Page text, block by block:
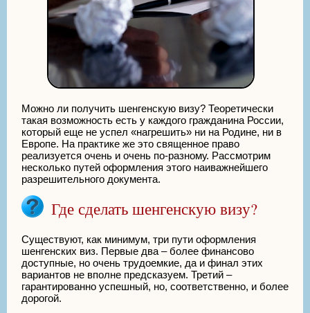
Можно ли получить шенгенскую визу? Теоретически
такая возможность есть у каждого гражданина России,
который еще не успел «нагрешить» ни на Родине, ни в
Европе. На практике же это священное право
реализуется очень и очень по-разному. Рассмотрим
несколько путей оформления этого наиважнейшего
разрешительного документа.
Где сделать шенгенскую визу?
Существуют, как минимум, три пути оформления
шенгенских виз. Первые два – более финансово
доступные, но очень трудоемкие, да и финал этих
вариантов не вполне предсказуем. Третий –
гарантированно успешный, но, соответственно, и более
дорогой.